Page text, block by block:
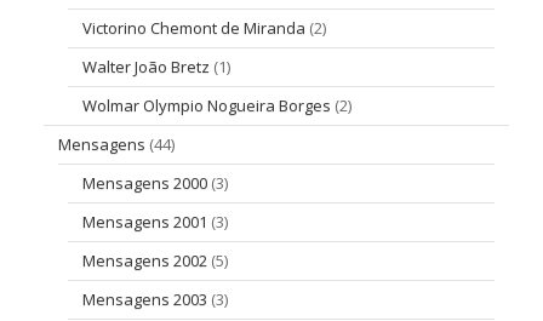
Victorino Chemont de Miranda (2)
Walter João Bretz (1)
Wolmar Olympio Nogueira Borges (2)
Mensagens (44)
Mensagens 2000 (3)
Mensagens 2001 (3)
Mensagens 2002 (5)
Mensagens 2003 (3)